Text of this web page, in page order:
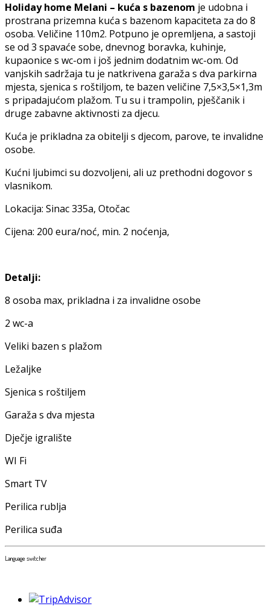
Holiday home Melani – kuća s bazenom je udobna i
prostrana prizemna kuća s bazenom kapaciteta za do 8
osoba. Veličine 110m2. Potpuno je opremljena, a sastoji
se od 3 spavaće sobe, dnevnog boravka, kuhinje,
kupaonice s wc-om i još jednim dodatnim wc-om. Od
vanjskih sadržaja tu je natkrivena garaža s dva parkirna
mjesta, sjenica s roštiljom, te bazen veličine 7,5×3,5×1,3m
s pripadajućom plažom. Tu su i trampolin, pješčanik i
druge zabavne aktivnosti za djecu.
Kuća je prikladna za obitelji s djecom, parove, te invalidne
osobe.
Kućni ljubimci su dozvoljeni, ali uz prethodni dogovor s
vlasnikom.
Lokacija: Sinac 335a, Otočac
Cijena: 200 eura/noć, min. 2 noćenja,
Detalji:
8 osoba max, prikladna i za invalidne osobe
2 wc-a
Veliki bazen s plažom
Ležaljke
Sjenica s roštiljem
Garaža s dva mjesta
Dječje igralište
WI Fi
Smart TV
Perilica rublja
Perilica suđa
Language switcher